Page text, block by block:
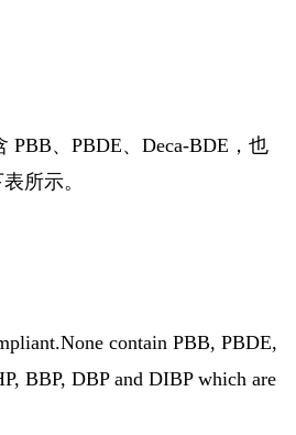
PBB、PBDE、Deca-BDE，也
所示。
None contain PBB, PBDE,
BBP, DBP and DIBP which are